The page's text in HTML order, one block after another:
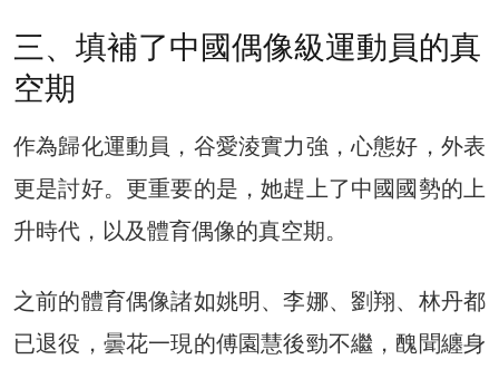
三、填補了中國偶像級運動員的真
空期
作為歸化運動員，谷愛淩實力強，心態好，外表
更是討好。更重要的是，她趕上了中國國勢的上
升時代，以及體育偶像的真空期。
之前的體育偶像諸如姚明、李娜、劉翔、林丹都
已退役，曇花一現的傅園慧後勁不繼，醜聞纏身